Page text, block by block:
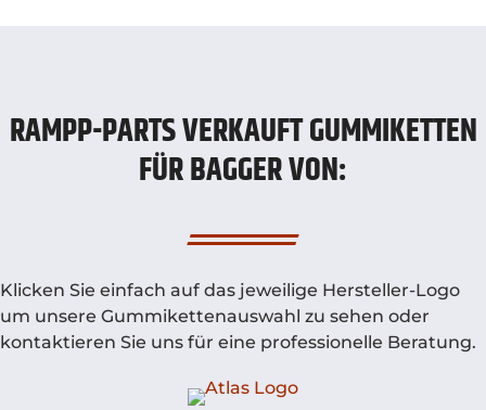
RAMPP-PARTS VERKAUFT GUMMIKETTEN
FÜR BAGGER VON:
Klicken Sie einfach auf das jeweilige Hersteller-Logo
um unsere Gummikettenauswahl zu sehen oder
kontaktieren Sie uns für eine professionelle Beratung.